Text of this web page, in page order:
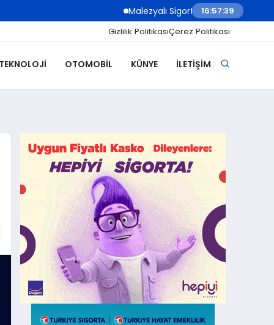
Malezyalı Sigorta Şirketleri Müşteri
16:57:41
Gizlilik PolitikasıÇerez Politikası
OTOMOBIL KÜNYE İLETIŞIM